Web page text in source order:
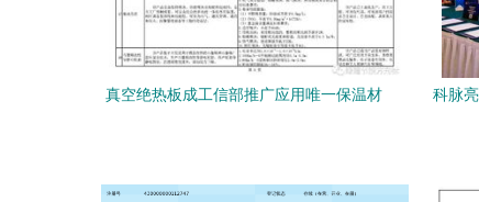
真空绝热板成工信部推广应用唯一保温材
科脉